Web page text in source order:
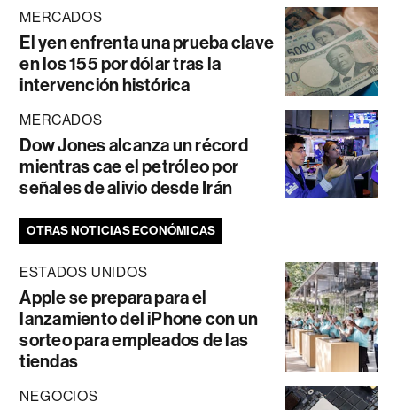
MERCADOS
El yen enfrenta una prueba clave
en los 155 por dólar tras la
intervención histórica
MERCADOS
Dow Jones alcanza un récord
mientras cae el petróleo por
señales de alivio desde Irán
OTRAS NOTICIAS ECONÓMICAS
ESTADOS UNIDOS
Apple se prepara para el
lanzamiento del iPhone con un
sorteo para empleados de las
tiendas
NEGOCIOS